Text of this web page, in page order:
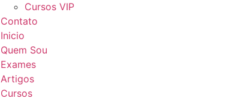
Cursos VIP
Contato
Inicio
Quem Sou
Exames
Artigos
Cursos